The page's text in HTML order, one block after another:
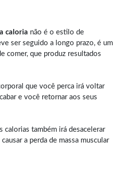
caloria não é o estilo de
ser seguido a longo prazo, é um
comer, que produz resultados
que você perca irá voltar
e você retornar aos seus
calorias também irá desacelerar
a perda de massa muscular